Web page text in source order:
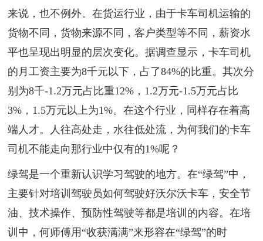
来说，也不例外。在货运行业，由于卡车司机运输的
货物不同，货物来源不同，客户类型等不同，薪资水
平也呈现出明显的层次变化。据调查显示，卡车司机
的月工资主要为8千元以下，占了84%的比重。其次分
别为8千-1.2万元占比重12%，1.2万元-1.5万元占比
3%，1.5万元以上为1%。在这个行业，同样存在着高
端人才。人往高处走，水往低处流，为何我们的卡车
司机不能走向那行业中仅有的1%呢？
绿驾是一个重新认识学习驾驶的地方。在“绿驾”中，
主要针对培训驾驶员如何驾驶好沃尔沃卡车，安全节
油、技术操作、预防性驾驶等都是培训的内容。在培
训中，何师傅用“收获满满”来形容在“绿驾”的时